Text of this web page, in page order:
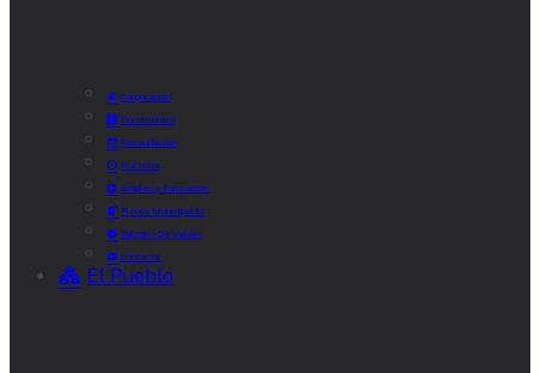
Corporación
Documentos
Recaudación
Horarios
Empleo y Formación
Plenos Municipales
Boletín «De Valde»
Contacta
El Pueblo